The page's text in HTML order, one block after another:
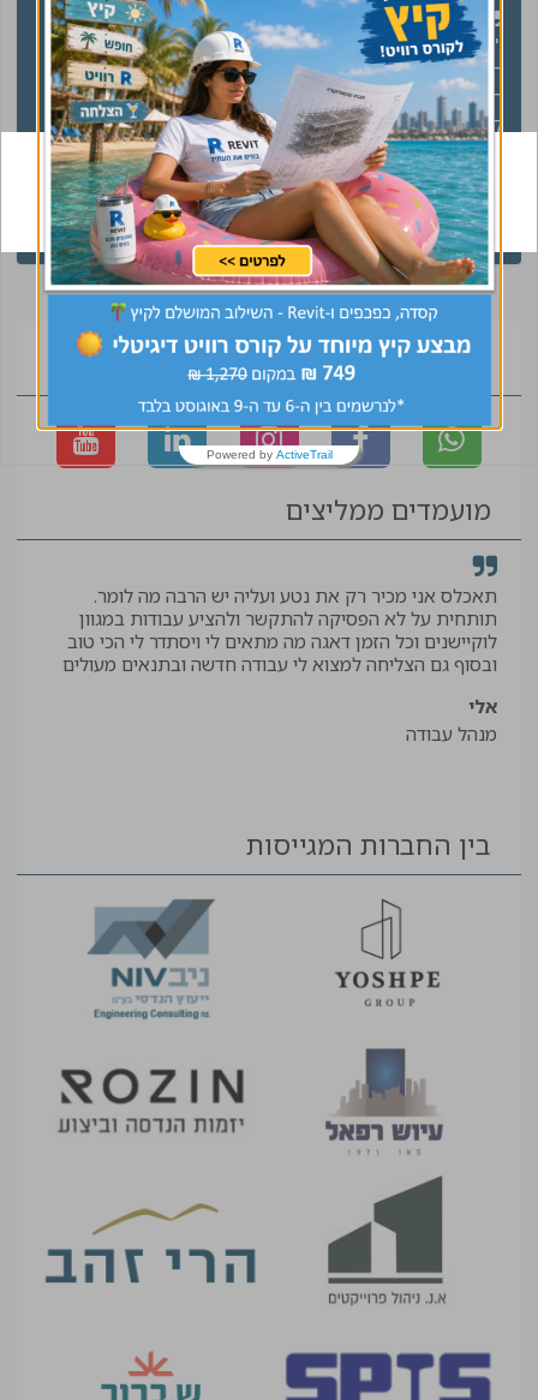
"קיבלתי שירות מנטע
השירות היה מעולה עם
הרבה ידע וסבלנות
קיבלתי מענה בצורה
מדויקת ! אמליץ לחבריי
בענף בחום !!"
אביתרמפקח בינוי
הגעתי אליכם בטעות
ונשארתי בכוונה תודה
על התאמה נהדרת
לתפקיד ומסירות ורצון
לעזור עם יחס אישי,
אלופים!
עינבראש צוות תכנון
הצטרפו לקהילה
מועמדים ממליצים
תאכלס אני מכיר רק את נטע ועליה יש הרבה מה לומר.
תותחית על לא הפסיקה להתקשר ולהציע עבודות במגוון
לוקיישנים וכל הזמן דאגה מה מתאים לי ויסתדר לי הכי טוב
ובסוף גם הצליחה למצוא לי עבודה חדשה ובתנאים מעולים
אלי
מנהל עבודה
בין החברות המגייסות
Powered by ActiveTrail